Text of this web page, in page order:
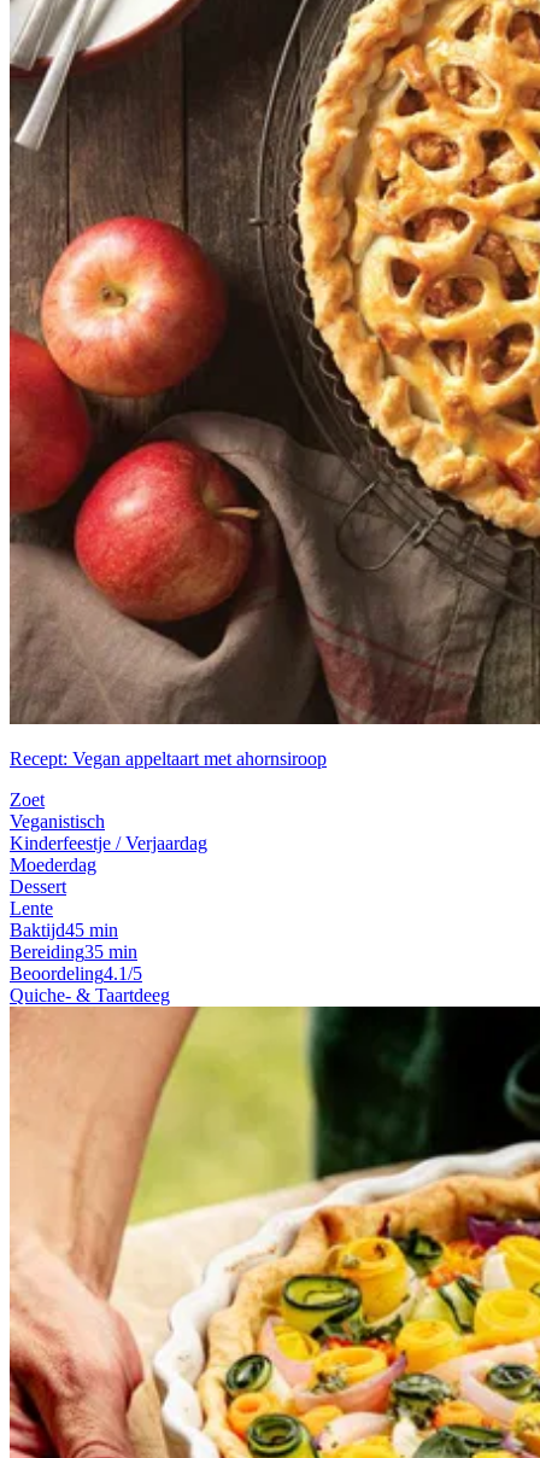
Recept: Vegan appeltaart met ahornsiroop
Zoet
Veganistisch
Kinderfeestje / Verjaardag
Moederdag
Dessert
Lente
Baktijd45 min
Bereiding35 min
Beoordeling4.1/5
Quiche- & Taartdeeg